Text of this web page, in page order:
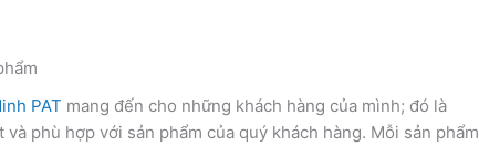
PAT mang đến cho những khách hàng của mình; đó là
phù hợp với sản phẩm của quý khách hàng. Mỗi sản phẩm